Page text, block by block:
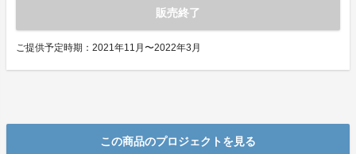
販売終了
ご提供予定時期：2021年11月〜2022年3月
この商品のプロジェクトを見る